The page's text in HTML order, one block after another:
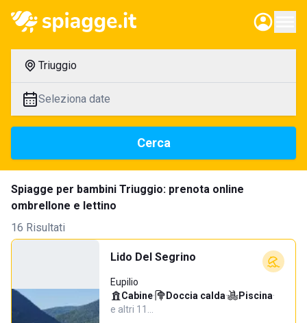
Triuggio
Seleziona date
Cerca
Spiagge per bambini Triuggio: prenota online
ombrellone e lettino
16 Risultati
Lido Del Segrino
Eupilio
Cabine· Doccia calda· Piscina·
e altri 11…